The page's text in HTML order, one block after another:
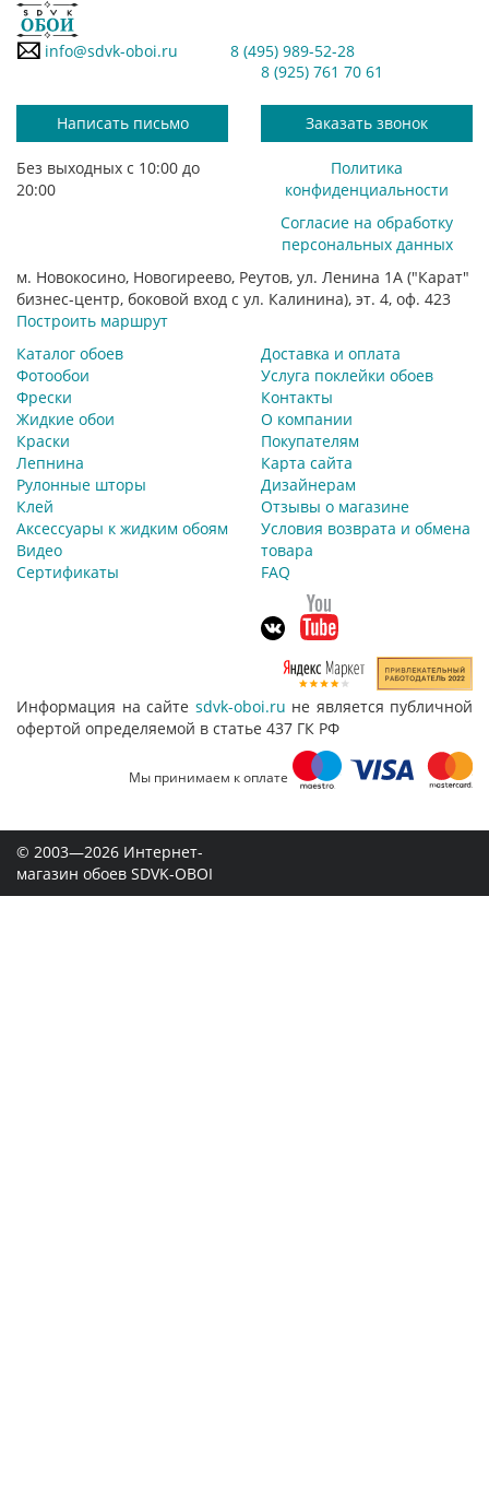
info@sdvk-oboi.ru
8 (495) 989-52-28
8 (925) 761 70 61
Написать письмо Заказать звонок
Без выходных с 10:00 до
20:00
Политика
конфиденциальности
Согласие на обработку
персональных данных
м. Новокосино, Новогиреево, Реутов, ул. Ленина 1А ("Карат"
бизнес-центр, боковой вход с ул. Калинина), эт. 4, оф. 423
Построить маршрут
Каталог обоев
Фотообои
Фрески
Жидкие обои
Краски
Лепнина
Рулонные шторы
Клей
Аксессуары к жидким обоям
Видео
Сертификаты
Доставка и оплата
Услуга поклейки обоев
Контакты
О компании
Покупателям
Карта сайта
Дизайнерам
Отзывы о магазине
Условия возврата и обмена
товара
FAQ
Информация на сайте sdvk-oboi.ru не является публичной
офертой определяемой в статье 437 ГК РФ
Мы принимаем к оплате
© 2003—2026 Интернет-
магазин обоев SDVK-OBOI